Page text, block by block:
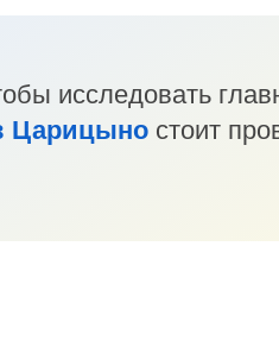
исследовать
Царицыно стоит